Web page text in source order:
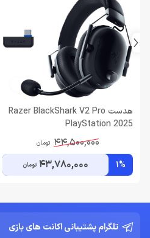
هدست Razer BlackShark V2 Pro
PlayStation 2025
44,500,000 تومان
1%
43,780,000 تومان
تلگرام پشتیبانی اکانت های بازی